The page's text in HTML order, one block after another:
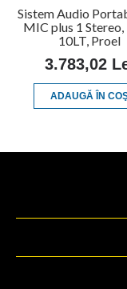
Sistem Audio
MIC plus 1 Stereo,
10LT, Proel
3.783,02
ADAUGĂ ÎN